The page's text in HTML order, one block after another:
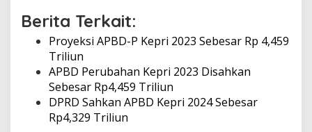
Berita Terkait:
Proyeksi APBD-P Kepri 2023 Sebesar Rp 4,459
Triliun
APBD Perubahan Kepri 2023 Disahkan
Sebesar Rp4,459 Triliun
DPRD Sahkan APBD Kepri 2024 Sebesar
Rp4,329 Triliun